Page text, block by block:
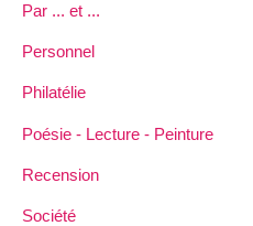
Par ... et ...
Personnel
Philatélie
Poésie - Lecture - Peinture
Recension
Société